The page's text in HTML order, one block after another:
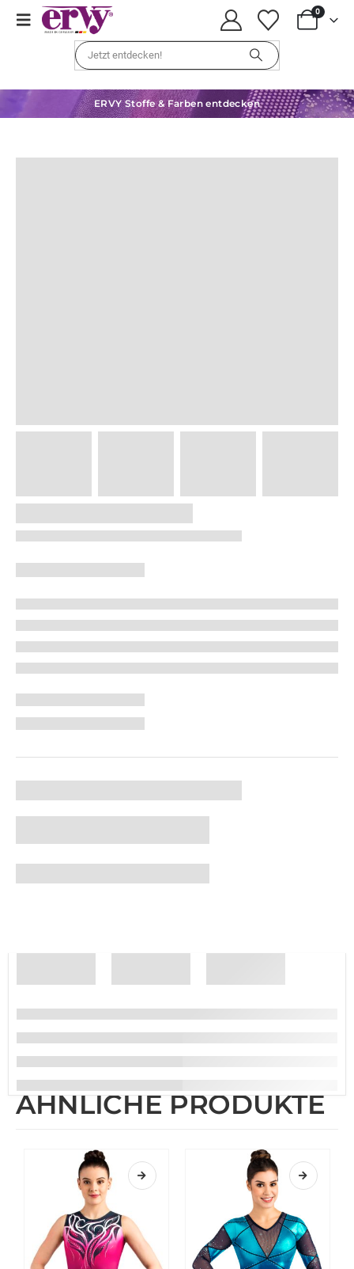
0
ERVY Stoffe & Farben entdecken
ÄHNLICHE PRODUKTE